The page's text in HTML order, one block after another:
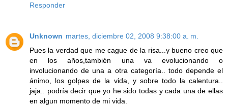
Responder
Unknown martes, diciembre 02, 2008 9:38:00 a. m.
Pues la verdad que me cague de la risa...y bueno creo que
en los años,también una va evolucionando o
involucionando de una a otra categoría.. todo depende el
ánimo, los golpes de la vida, y sobre todo la calentura..
jaja.. podría decir que yo he sido todas y cada una de ellas
en algun momento de mi vida.